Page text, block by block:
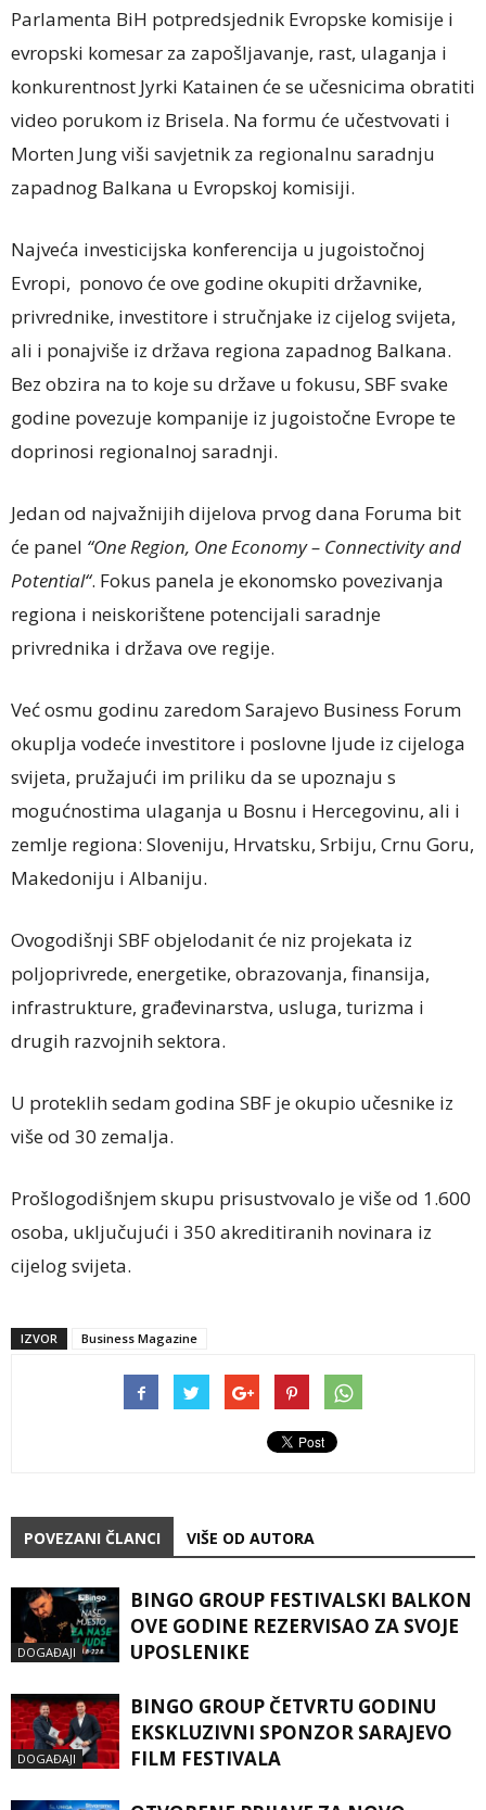
Parlamenta BiH potpredsjednik Evropske komisije i
evropski komesar za zapošljavanje, rast, ulaganja i
konkurentnost Jyrki Katainen će se učesnicima obratiti
video porukom iz Brisela. Na formu će učestvovati i
Morten Jung viši savjetnik za regionalnu saradnju
zapadnog Balkana u Evropskoj komisiji.
Najveća investicijska konferencija u jugoistočnoj
Evropi, ponovo će ove godine okupiti državnike,
privrednike, investitore i stručnjake iz cijelog svijeta,
ali i ponajviše iz država regiona zapadnog Balkana.
Bez obzira na to koje su države u fokusu, SBF svake
godine povezuje kompanije iz jugoistočne Evrope te
doprinosi regionalnoj saradnji.
Jedan od najvažnijih dijelova prvog dana Foruma bit
će panel “One Region, One Economy – Connectivity and
Potential“. Fokus panela je ekonomsko povezivanja
regiona i neiskorištene potencijali saradnje
privrednika i država ove regije.
Već osmu godinu zaredom Sarajevo Business Forum
okuplja vodeće investitore i poslovne ljude iz cijeloga
svijeta, pružajući im priliku da se upoznaju s
mogućnostima ulaganja u Bosnu i Hercegovinu, ali i
zemlje regiona: Sloveniju, Hrvatsku, Srbiju, Crnu Goru,
Makedoniju i Albaniju.
Ovogodišnji SBF objelodanit će niz projekata iz
poljoprivrede, energetike, obrazovanja, finansija,
infrastrukture, građevinarstva, usluga, turizma i
drugih razvojnih sektora.
U proteklih sedam godina SBF je okupio učesnike iz
više od 30 zemalja.
Prošlogodišnjem skupu prisustvovalo je više od 1.600
osoba, uključujući i 350 akreditiranih novinara iz
cijelog svijeta.
IZVOR Business Magazine
POVEZANI ČLANCI VIŠE OD AUTORA
DOGAĐAJI
BINGO GROUP FESTIVALSKI BALKON
OVE GODINE REZERVISAO ZA SVOJE
UPOSLENIKE
DOGAĐAJI
BINGO GROUP ČETVRTU GODINU
EKSKLUZIVNI SPONZOR SARAJEVO
FILM FESTIVALA